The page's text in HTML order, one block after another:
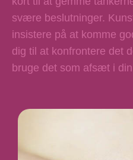
svære beslutninger.
insistere på at komme
dig til at konfrontere det
bruge det som afsæt i